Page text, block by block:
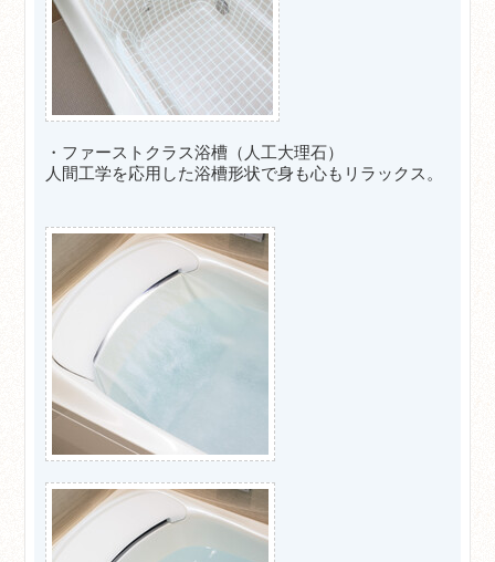
・ファーストクラス浴槽（人工大理石）
人間工学を応用した浴槽形状で身も心もリラックス。